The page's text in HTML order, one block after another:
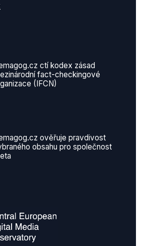
ctí kodex zásad
fact-checkingové
(IFCN)
ověřuje pravdivost
obsahu pro společnost